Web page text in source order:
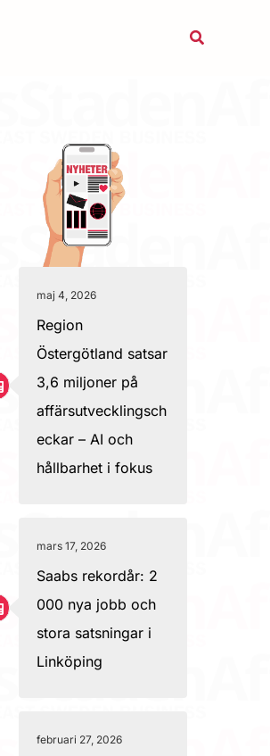
Sök
maj 4, 2026
Region
Östergötland satsar
3,6 miljoner på
affärsutvecklingsch
eckar – AI och
hållbarhet i fokus
mars 17, 2026
Saabs rekordår: 2
000 nya jobb och
stora satsningar i
Linköping
februari 27, 2026